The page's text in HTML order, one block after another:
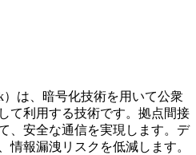
）は、暗号化技術を用いて公衆
て利用する技術です。拠点間接
、安全な通信を実現します。デ
情報漏洩リスクを低減します。